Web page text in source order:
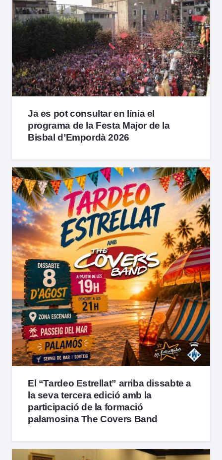
Ja es pot consultar en línia el
programa de la Festa Major de la
Bisbal d’Empordà 2026
El “Tardeo Estrellat” arriba dissabte a
la seva tercera edició amb la
participació de la formació
palamosina The Covers Band